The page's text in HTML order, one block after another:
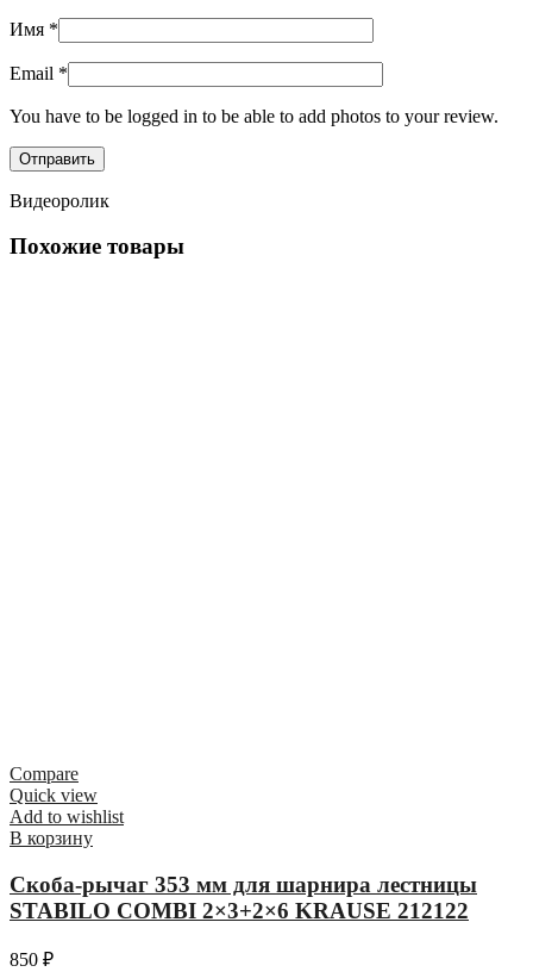
Имя *
Email *
You have to be logged in to be able to add photos to your review.
Видеоролик
Похожие товары
Compare
Quick view
Add to wishlist
В корзину
Скоба-рычаг 353 мм для шарнира лестницы
STABILO COMBI 2×3+2×6 KRAUSE 212122
850 ₽